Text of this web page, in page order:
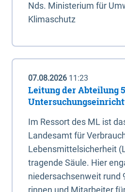
Nds. Ministerium für
Klimaschutz
07.08.2026 11:23
Leitung der Abteilung
Im Ressort des ML ist
Landesamt für
Lebensmittelsicherheit
tragende Säule. Hier
niedersachsenweit rund